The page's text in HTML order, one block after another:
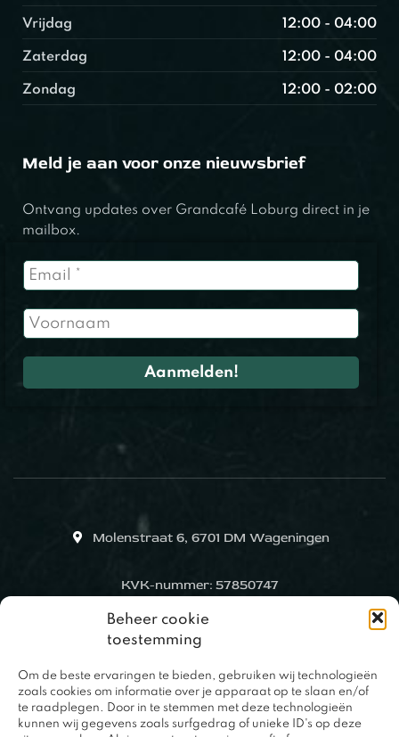
Beheer cookie
toestemming
Om de beste ervaringen te bieden, gebruiken wij technologieën
zoals cookies om informatie over je apparaat op te slaan en/of
te raadplegen. Door in te stemmen met deze technologieën
kunnen wij gegevens zoals surfgedrag of unieke ID's op deze
Vrijdag 12:00 - 04:00
Zaterdag 12:00 - 04:00
Zondag 12:00 - 02:00
Meld je aan voor onze nieuwsbrief
Ontvang updates over Grandcafé Loburg direct in je
mailbox.
Molenstraat 6, 6701 DM Wageningen
KVK-nummer: 57850747